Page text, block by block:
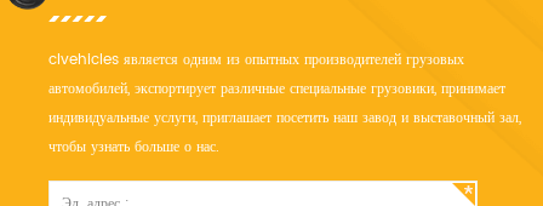
clvehicles является одним из опытных производителей грузовых
автомобилей, экспортирует различные специальные грузовики, принимает
индивидуальные услуги, приглашает посетить наш завод и выставочный зал,
чтобы узнать больше о нас.